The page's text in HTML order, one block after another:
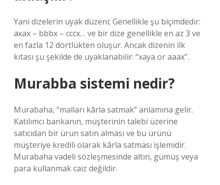
Yani dizelerin uyak düzeni; Genellikle şu biçimdedir:
axax – bbbx – cccx… ve bir dize genellikle en az 3 ve
en fazla 12 dörtlükten oluşur. Ancak dizenin ilk
kıtası şu şekilde de uyaklanabilir: “xaya or aaax”.
Murabba sistemi nedir?
Murabaha, “malları kârla satmak” anlamına gelir.
Katılımcı bankanın, müşterinin talebi üzerine
satıcıdan bir ürün satın alması ve bu ürünü
müşteriye kredili olarak kârla satması işlemidir.
Murabaha vadeli sözleşmesinde altın, gümüş veya
para kullanmak caiz değildir.